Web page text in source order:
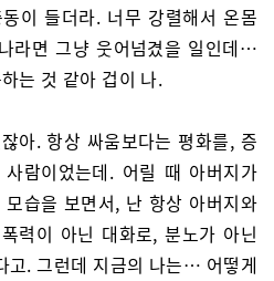
이 들더라. 너무 강렬해서 온몸
라면 그냥 웃어넘겼을 일인데…
는 것 같아 겁이 나.
아. 항상 싸움보다는 평화를, 증
람이었는데. 어릴 때 아버지가
습을 보면서, 난 항상 아버지와
력이 아닌 대화로, 분노가 아닌
고. 그런데 지금의 나는… 어떻게